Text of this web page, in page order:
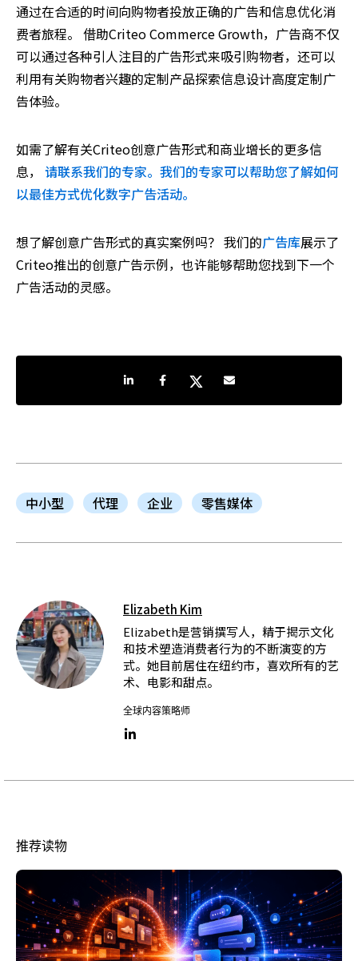
通过在合适的时间向购物者投放正确的广告和信息优化消
费者旅程。 借助Criteo Commerce Growth，广告商不仅
可以通过各种引人注目的广告形式来吸引购物者，还可以
利用有关购物者兴趣的定制产品探索信息设计高度定制广
告体验。
如需了解有关Criteo创意广告形式和商业增长的更多信
息， 请联系我们的专家。我们的专家可以帮助您了解如何
以最佳方式优化数字广告活动。
想了解创意广告形式的真实案例吗？ 我们的广告库展示了
Criteo推出的创意广告示例，也许能够帮助您找到下一个
广告活动的灵感。
分享到LinkedIn分享到Facebook
分享到Twitter通过电子邮件共享
中小型 代理 企业 零售媒体
Elizabeth Kim
Elizabeth是营销撰写人，精于揭示文化
和技术塑造消费者行为的不断演变的方
式。她目前居住在纽约市，喜欢所有的艺
术、电影和甜点。
全球内容策略师
LinkedIn link
推荐读物